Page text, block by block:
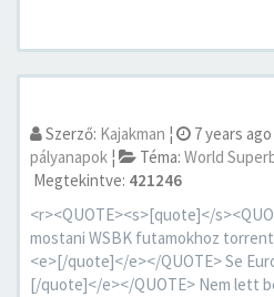
Szerző: Kajakman ¦ 7 years ago
pályanapok ¦ Téma: World
Megtekintve: 421246
<r><QUOTE><s>[quote]</
mostani WSBK futamokhoz
<e>[/quote]</e></QUOTE> Se
[/quote]</e></QUOTE> Nem lett